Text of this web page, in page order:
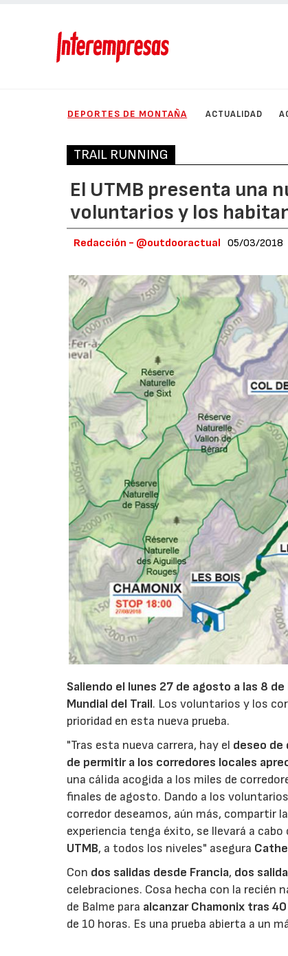
DEPORTES DE MONTAÑA ACTUALIDAD
TRAIL RUNNING
El UTMB presenta una
voluntarios y los
Redacción - @outdooractual 05/03/2018
Saliendo el lunes 27 de agosto a las 8
Mundial del Trail. Los voluntarios y los
prioridad en esta nueva prueba.
"Tras esta nueva carrera, hay el deseo de
de permitir a los corredores locales
una cálida acogida a los miles de
finales de agosto. Dando a los
corredor deseamos, aún más, compartir
experiencia tenga éxito, se llevará a
UTMB, a todos los niveles" asegura
Con dos salidas desde Francia, dos
celebraciones. Cosa hecha con la recién
de Balme para alcanzar Chamonix tras
de 10 horas. Es una prueba abierta a un